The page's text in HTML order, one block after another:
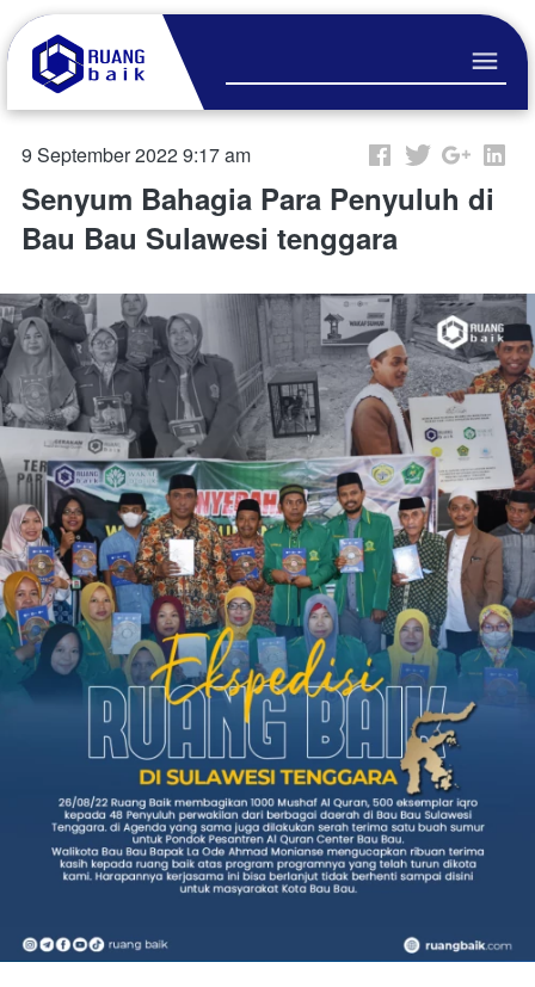
9 September 2022 9:17 am
Senyum Bahagia Para Penyuluh di
Bau Bau Sulawesi tenggara